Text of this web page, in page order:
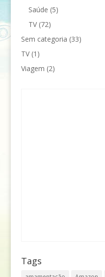
Saúde (5)
TV(72)
Sem categoria (33)
TV(1)
Viagem (2)
Tags